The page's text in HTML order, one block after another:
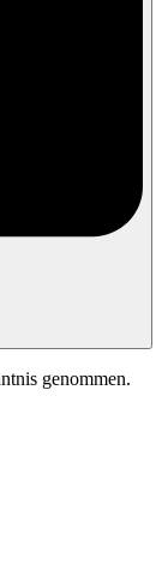
genommen.